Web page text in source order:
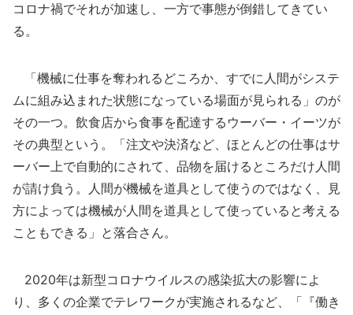
コロナ禍でそれが加速し、一方で事態が倒錯してきてい
る。
「機械に仕事を奪われるどころか、すでに人間がシステ
ムに組み込まれた状態になっている場面が見られる」のが
その一つ。飲食店から食事を配達するウーバー・イーツが
その典型という。「注文や決済など、ほとんどの仕事はサ
ーバー上で自動的にされて、品物を届けるところだけ人間
が請け負う。人間が機械を道具として使うのではなく、見
方によっては機械が人間を道具として使っていると考える
こともできる」と落合さん。
2020年は新型コロナウイルスの感染拡大の影響によ
り、多くの企業でテレワークが実施されるなど、「『働き